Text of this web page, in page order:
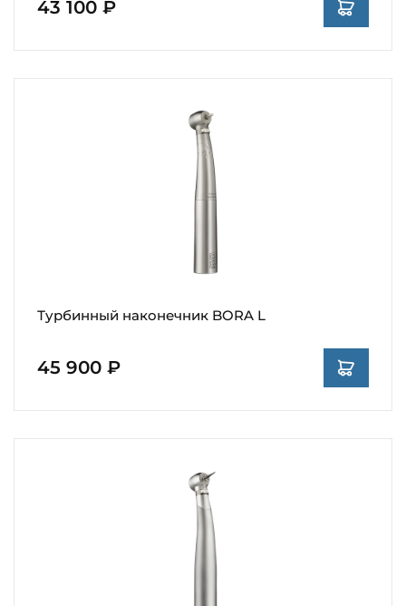
43 100 ₽
Турбинный наконечник BORA L
45 900 ₽